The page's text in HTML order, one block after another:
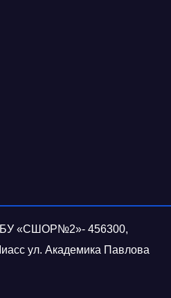
«СШОР№2»- 456300,
ул. Академика Павлова